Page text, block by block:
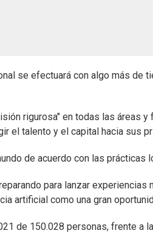
se efectuará con algo más de
rigurosa" en todas las áreas
el talento y el capital hacia sus
de acuerdo con las prácticas
para lanzar experiencias
artificial como una gran
de 150.028 personas, frente a